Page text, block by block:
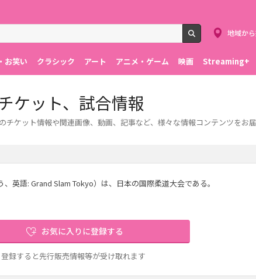
検索
地域か
お笑い クラシック アート アニメ・ゲーム 映画 Streaming+
ケット、試合情報
ケット情報や関連画像、動画、記事など、様々な情報コンテンツをお届
英語: Grand Slam Tokyo）は、日本の国際柔道大会である。
お気に入りに登録する
登録すると先行販売情報等が受け取れます